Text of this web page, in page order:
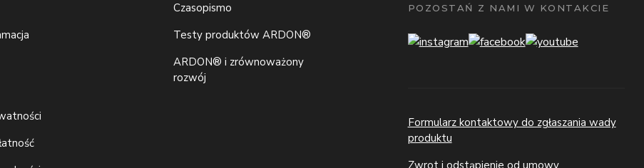
Czasopismo
Testy produktów ARDON®
ARDON® i zrównoważony
rozwój
POZOSTAŃ Z NAMI W KONTAKCIE
Formularz kontaktowy do zgłaszania wady
produktu
Zwrot i odstąpienie od umowy